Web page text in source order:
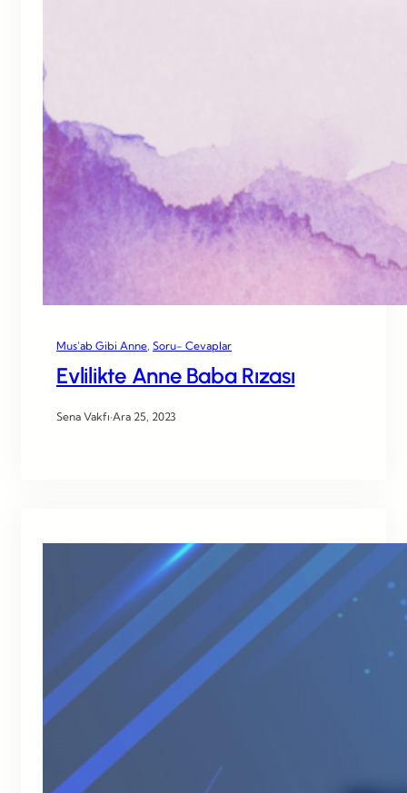
Mus’ab Gibi Anne Soru- Cevaplar
Evlilikte Anne Baba Rızası
Sena Vakfı·Ara 25, 2023